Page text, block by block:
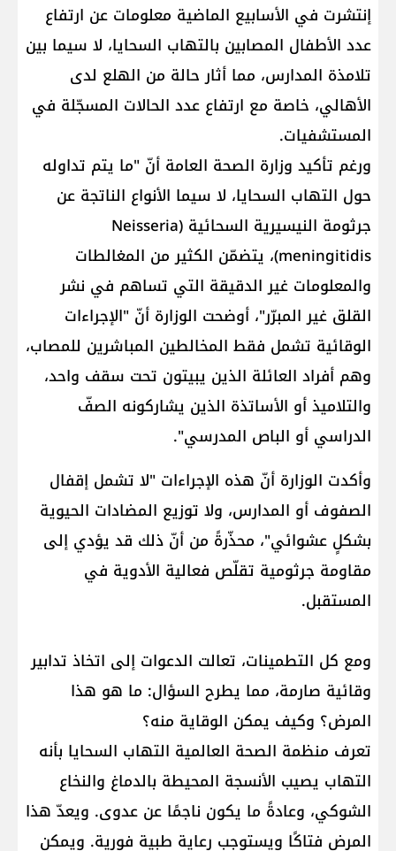
إنتشرت في الأسابيع الماضية معلومات عن ارتفاع
عدد الأطفال المصابين بالتهاب السحايا، لا سيما بين
تلامذة المدارس، مما أثار حالة من الهلع لدى
الأهالي، خاصة مع ارتفاع عدد الحالات المسجّلة في
المستشفيات.
ورغم تأكيد وزارة الصحة العامة أنّ "ما يتم تداوله
حول التهاب السحايا، لا سيما الأنواع الناتجة عن
جرثومة النيسيرية السحائية (Neisseria
meningitidis)، يتضمّن الكثير من المغالطات
والمعلومات غير الدقيقة التي تساهم في نشر
القلق غير المبرّر"، أوضحت الوزارة أنّ "الإجراءات
الوقائية تشمل فقط المخالطين المباشرين للمصاب،
وهم أفراد العائلة الذين يبيتون تحت سقف واحد،
والتلاميذ أو الأساتذة الذين يشاركونه الصفّ
الدراسي أو الباص المدرسي".
وأكدت الوزارة أنّ هذه الإجراءات "لا تشمل إقفال
الصفوف أو المدارس، ولا توزيع المضادات الحيوية
بشكلٍ عشوائي"، محذّرةً من أنّ ذلك قد يؤدي إلى
مقاومة جرثومية تقلّص فعالية الأدوية في
المستقبل.
ومع كل التطمينات، تعالت الدعوات إلى اتخاذ تدابير
وقائية صارمة، مما يطرح السؤال: ما هو هذا
المرض؟ وكيف يمكن الوقاية منه؟
تعرف منظمة الصحة العالمية التهاب السحايا بأنه
التهاب يصيب الأنسجة المحيطة بالدماغ والنخاع
الشوكي، وعادةً ما يكون ناجمًا عن عدوى. ويعدّ هذا
المرض فتاكًا ويستوجب رعاية طبية فورية. ويمكن